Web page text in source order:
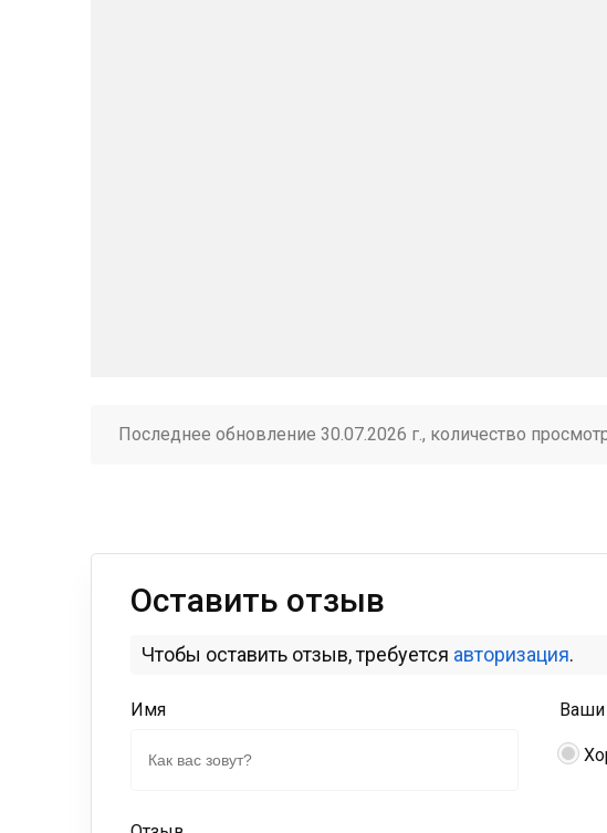
Последнее обновление 30.07.2026 г., количество
Оставить отзыв
Чтобы оставить отзыв, требуется авторизация.
Имя Ваши